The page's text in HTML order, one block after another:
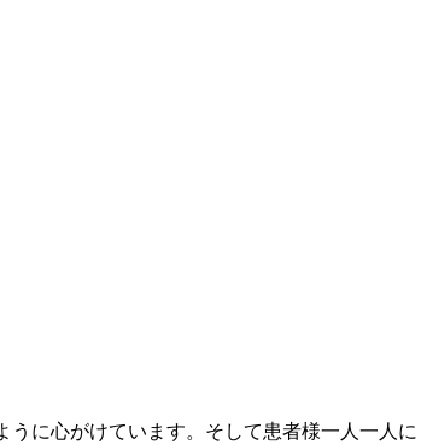
に心がけています。そして患者様一人一人に